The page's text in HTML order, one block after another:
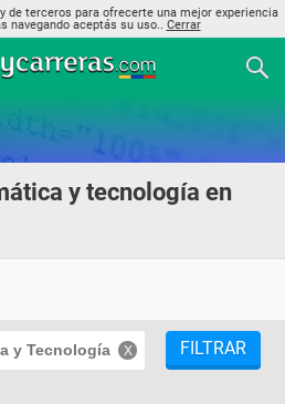
de terceros para ofrecerte una mejor experiencia
navegando aceptás su uso.. Cerrar
y tecnología en
y Tecnología FILTRAR